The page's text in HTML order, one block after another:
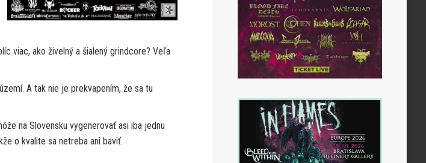
viac, ako živelný a šialený grindcore? Veľa
A tak nie je prekvapením, že sa tu
na Slovensku vygenerovať asi iba jednu
o kvalite sa netreba ani baviť.